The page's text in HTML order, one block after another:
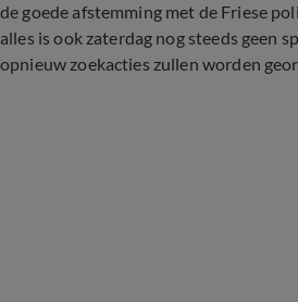
de goede afstemming met de Friese
alles is ook zaterdag nog steeds geen
opnieuw zoekacties zullen worden